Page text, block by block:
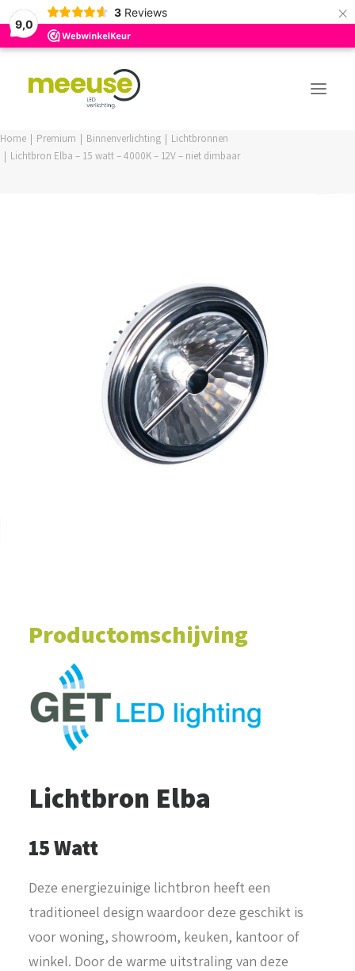
9,0
3 Reviews ×
LOGIN / REGISTER
WINKELWAGEN
Home Premium Binnenverlichting
Lichtbronnen
Lichtbron Elba – 15 watt – 4000K – 12V – niet dimbaar
Productomschijving
Lichtbron Elba
15 Watt
Deze energiezuinige lichtbron heeft een
traditioneel design waardoor deze geschikt is
voor woning, showroom, keuken, kantoor of
winkel. Door de warme uitstraling van deze